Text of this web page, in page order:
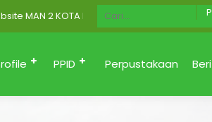
2 KOTA PADANG Menuju Zona Integritas
PPID Perpustakaan